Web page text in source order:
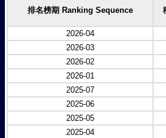
排名榜期 Ranking Sequence
2026-04
2026-03
2026-02
2026-01
2025-07
2025-06
2025-05
2025-04